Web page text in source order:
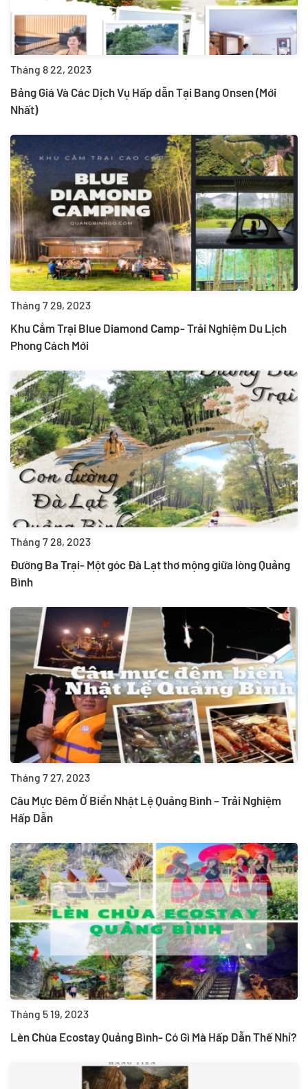
Tháng 8 22, 2023
Bảng Giá Và Các Dịch Vụ Hấp dẫn Tại Bang Onsen (Mới
Nhất)
Tháng 7 29, 2023
Khu Cắm Trại Blue Diamond Camp- Trải Nghiệm Du Lịch
Phong Cách Mới
Tháng 7 28, 2023
Đường Ba Trại- Một góc Đà Lạt thơ mộng giữa lòng Quảng
Bình
Tháng 7 27, 2023
Câu Mực Đêm Ở Biển Nhật Lệ Quảng Bình – Trải Nghiệm
Hấp Dẫn
Tháng 5 19, 2023
Lèn Chùa Ecostay Quảng Bình- Có Gì Mà Hấp Dẫn Thế Nhỉ?